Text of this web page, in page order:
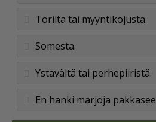
Torilta tai myyntikojusta.
Somesta.
Ystävältä tai perhepiiristä.
En hanki marjoja